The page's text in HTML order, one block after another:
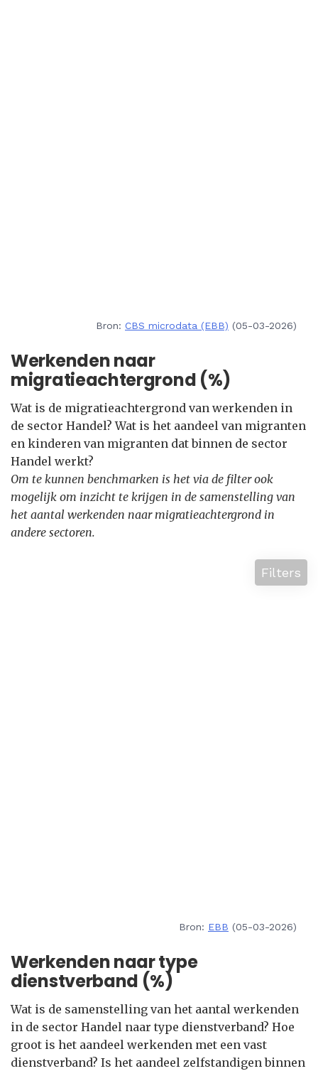
Bron: CBS microdata (EBB) (05-03-2026)
Werkenden naar
migratieachtergrond (%)
Wat is de migratieachtergrond van werkenden in
de sector Handel? Wat is het aandeel van migranten
en kinderen van migranten dat binnen de sector
Handel werkt?
Om te kunnen benchmarken is het via de filter ook
mogelijk om inzicht te krijgen in de samenstelling van
het aantal werkenden naar migratieachtergrond in
andere sectoren.
Filters
Bron: EBB (05-03-2026)
Werkenden naar type
dienstverband (%)
Wat is de samenstelling van het aantal werkenden
in de sector Handel naar type dienstverband? Hoe
groot is het aandeel werkenden met een vast
dienstverband? Is het aandeel zelfstandigen binnen